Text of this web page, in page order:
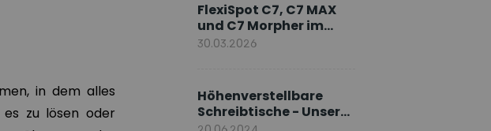
in dem alles
zu lösen oder
FlexiSpot C7, C7 MAX
und C7 Morpher im
Vergleich: Welches
30.03.2026
Höhenverstellbare
Schreibtische - Unsere